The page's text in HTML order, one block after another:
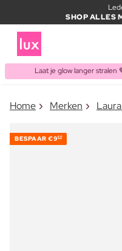
SHOP ALLES
Laat je glow langer
ITEM
Home Merken
BESPAAR €960